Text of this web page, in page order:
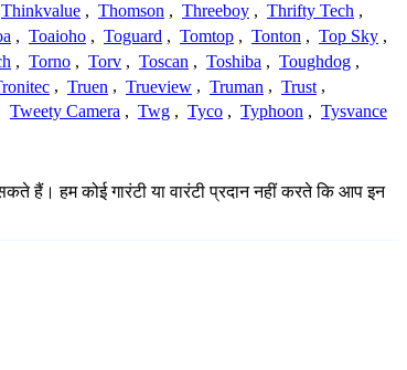
Thinkvalue , Thomson , Threeboy , Thrifty Tech ,
, Toaioho , Toguard , Tomtop , Tonton , Top Sky ,
, Torno , Torv , Toscan , Toshiba , Toughdog ,
, Truen , Trueview , Truman , Trust ,
Tweety Camera , Twg , Tyco , Typhoon , Tysvance
हैं। हम कोई गारंटी या वारंटी प्रदान नहीं करते कि आप इन